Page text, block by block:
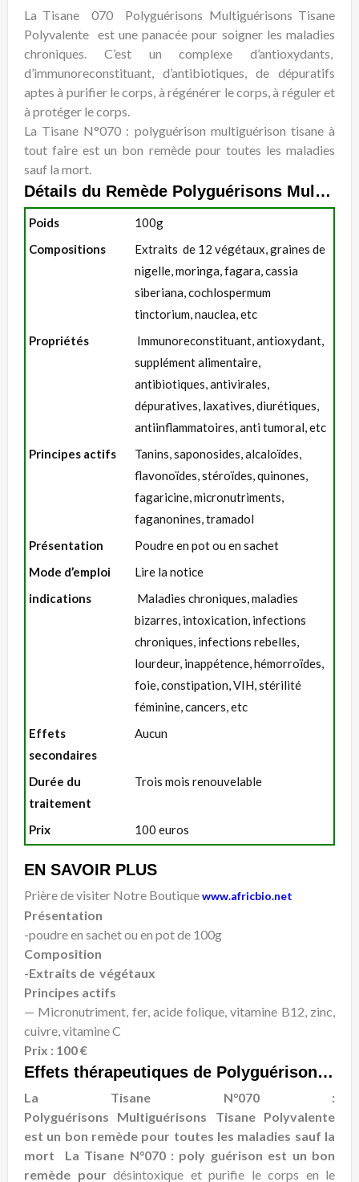
La Tisane 070 Polyguérisons Multiguérisons Tisane
Polyvalente est une panacée pour soigner les maladies
chroniques. C’est un complexe d’antioxydants,
d’immunoreconstituant, d’antibiotiques, de dépuratifs
aptes à purifier le corps, à régénérer le corps, à réguler et
à protéger le corps.
La Tisane N°070 : polyguérison multiguérison tisane à
tout faire est un bon remède pour toutes les maladies
sauf la mort.
Détails du Remède Polyguérisons Multiguérisons Tisane Polyvalente
Poids
100g
Compositions
Extraits de 12 végétaux, graines de
nigelle, moringa, fagara, cassia
siberiana, cochlospermum
tinctorium, nauclea, etc
Propriétés
Immunoreconstituant, antioxydant,
supplément alimentaire,
antibiotiques, antivirales,
dépuratives, laxatives, diurétiques,
antiinflammatoires, anti tumoral, etc
Principes actifs
Tanins, saponosides, alcaloïdes,
flavonoïdes, stéroïdes, quinones,
fagaricine, micronutriments,
faganonines, tramadol
Présentation
Poudre en pot ou en sachet
Mode d’emploi
Lire la notice
indications
Maladies chroniques, maladies
bizarres, intoxication, infections
chroniques, infections rebelles,
lourdeur, inappétence, hémorroïdes,
foie, constipation, VIH, stérilité
féminine, cancers, etc
Effets
secondaires
Aucun
Durée du
traitement
Trois mois renouvelable
Prix 100 euros
EN SAVOIR PLUS
Prière de visiter Notre Boutiquewww.africbio.net
Présentation
-poudre en sachet ou en pot de 100g
Composition
-Extraits de végétaux
Principes actifs
— Micronutriment, fer, acide folique, vitamine B12, zinc,
cuivre, vitamine C
Prix : 100 €
Effets thérapeutiques de Polyguérisons Multiguérisons Tisane Polyvalente
La Tisane N°070 :
Polyguérisons Multiguérisons Tisane Polyvalente
est un bon remède pour toutes les maladies sauf la
mort
La Tisane N°070 : poly guérison est un bon
remède pour désintoxique et purifie le corps en le